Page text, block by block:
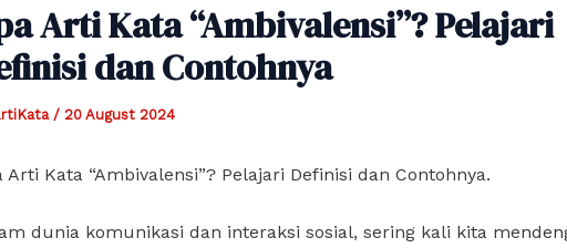
Arti Kata “Ambivalensi”? Pelajari
dan Contohnya
/ 20 August 2024
Arti Kata “Ambivalensi”? Pelajari Definisi dan Contohnya.
dunia komunikasi dan interaksi sosial, sering kali kita